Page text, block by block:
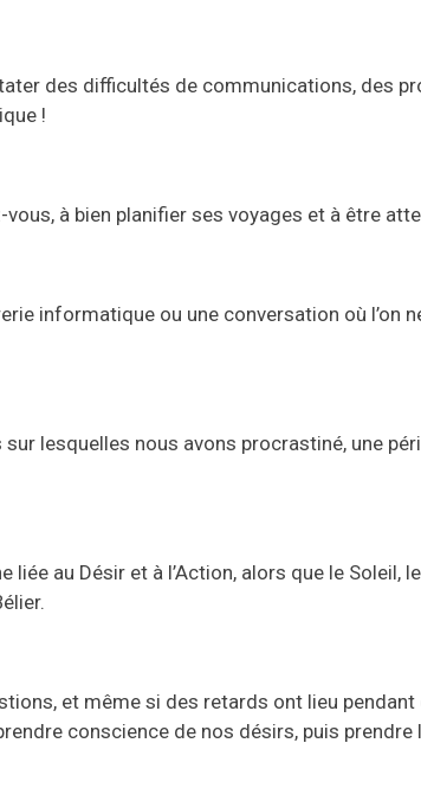
des difficultés de communications, des
!
à bien planifier ses voyages et à être
informatique ou une conversation où l’on
lesquelles nous avons procrastiné, une
au Désir et à l’Action, alors que le Soleil,
et même si des retards ont lieu
conscience de nos désirs, puis prendre